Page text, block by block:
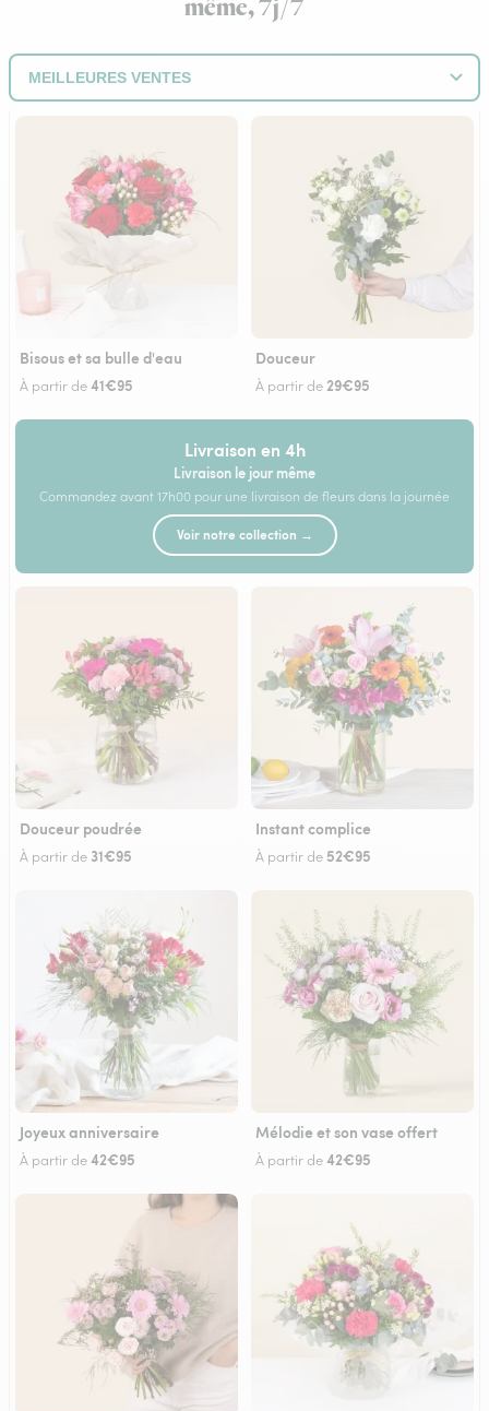
même, 7j/7
Bisous et sa bulle d'eau
À partir de41€95
Douceur
À partir de29€95
Livraison en 4h
Livraison le jour même
Commandez avant 17h00 pour une livraison de fleurs dans la journée
Voir notre collection →
Douceur poudrée
À partir de 31€95
Instant complice
À partir de 52€95
Joyeux anniversaire
À partir de42€95
Mélodie et son vase offert
À partir de42€95